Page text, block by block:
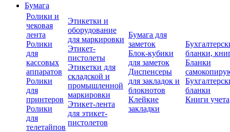
Бумага
Ролики и
чековая
лента
Ролики
для
кассовых
аппаратов
Ролики
для
принтеров
Ролики
для
телетайпов
Этикетки и
оборудование
для маркировки
Этикет-
пистолеты
Этикетки для
складской и
промышленной
маркировки
Этикет-лента
для этикет-
пистолетов
Бумага для
заметок
Блок-кубики
для заметок
Диспенсеры
для закладок и
блокнотов
Клейкие
закладки
бланки,
Бланки
бланки
Книги учета